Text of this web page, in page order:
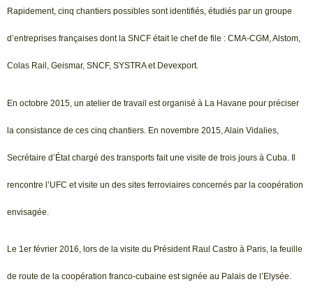
Rapidement, cinq chantiers possibles sont identifiés, étudiés par un groupe
d’entreprises françaises dont la SNCF était le chef de file : CMA-CGM, Alstom,
Colas Rail, Geismar, SNCF, SYSTRA et Devexport.
En octobre 2015, un atelier de travail est organisé à La Havane pour préciser
la consistance de ces cinq chantiers. En novembre 2015, Alain Vidalies,
Secrétaire d’État chargé des transports fait une visite de trois jours à Cuba. Il
rencontre l’UFC et visite un des sites ferroviaires concernés par la coopération
envisagée.
Le 1er février 2016, lors de la visite du Président Raul Castro à Paris, la feuille
de route de la coopération franco-cubaine est signée au Palais de l’Elysée.